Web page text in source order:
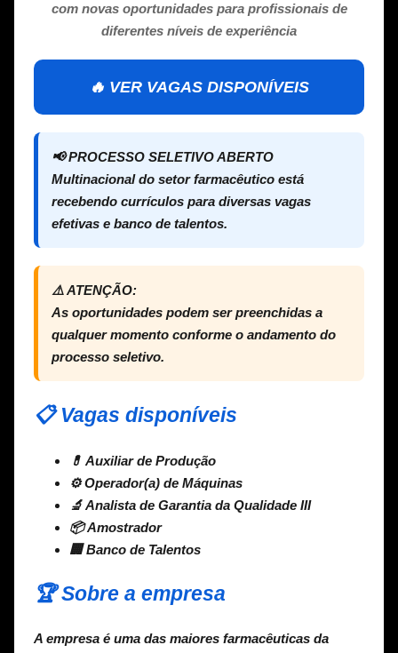
com novas oportunidades para profissionais de
diferentes níveis de experiência
🔥 VER VAGAS DISPONÍVEIS
📢 PROCESSO SELETIVO ABERTO
Multinacional do setor farmacêutico está
recebendo currículos para diversas vagas
efetivas e banco de talentos.
⚠️ ATENÇÃO:
As oportunidades podem ser preenchidas a
qualquer momento conforme o andamento do
processo seletivo.
📋 Vagas disponíveis
💊 Auxiliar de Produção
⚙️ Operador(a) de Máquinas
🔬 Analista de Garantia da Qualidade III
📦 Amostrador
🏢 Banco de Talentos
🏆 Sobre a empresa
A empresa é uma das maiores farmacêuticas da